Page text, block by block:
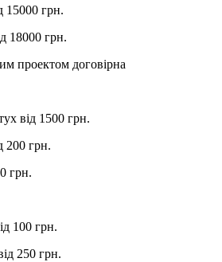
15000 грн.
18000 грн.
проектом договірна
від 1500 грн.
200 грн.
грн.
100 грн.
250 грн.